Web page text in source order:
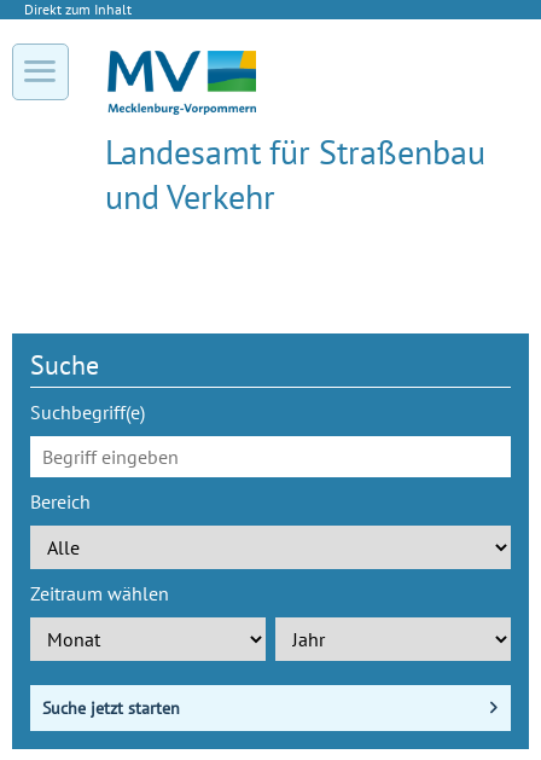
Direkt zum Inhalt
Landesamt für Straßenbau
und Verkehr
Suche
Suchbegriff(e)
Bereich
Zeitraum wählen
Suche jetzt starten